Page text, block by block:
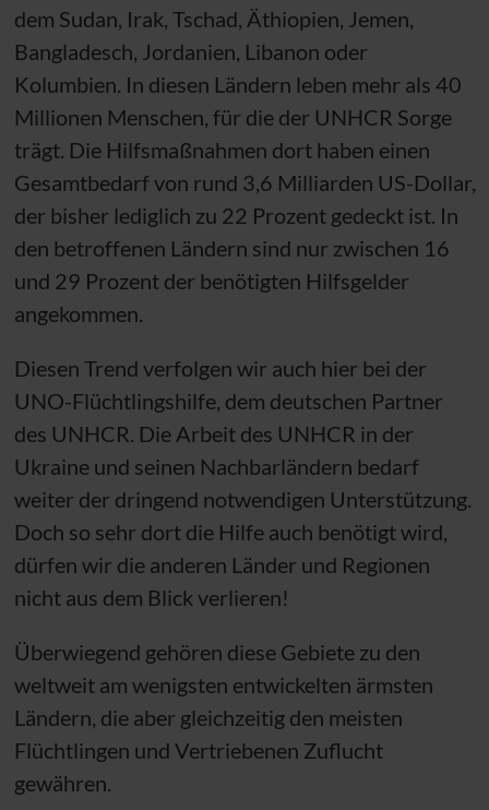
dem Sudan, Irak, Tschad, Äthiopien, Jemen,
Bangladesch, Jordanien, Libanon oder
Kolumbien. In diesen Ländern leben mehr als 40
Millionen Menschen, für die der UNHCR Sorge
trägt. Die Hilfsmaßnahmen dort haben einen
Gesamtbedarf von rund 3,6 Milliarden US-Dollar,
der bisher lediglich zu 22 Prozent gedeckt ist. In
den betroffenen Ländern sind nur zwischen 16
und 29 Prozent der benötigten Hilfsgelder
angekommen.
Diesen Trend verfolgen wir auch hier bei der
UNO-Flüchtlingshilfe, dem deutschen Partner
des UNHCR. Die Arbeit des UNHCR in der
Ukraine und seinen Nachbarländern bedarf
weiter der dringend notwendigen Unterstützung.
Doch so sehr dort die Hilfe auch benötigt wird,
dürfen wir die anderen Länder und Regionen
nicht aus dem Blick verlieren!
Überwiegend gehören diese Gebiete zu den
weltweit am wenigsten entwickelten ärmsten
Ländern, die aber gleichzeitig den meisten
Flüchtlingen und Vertriebenen Zuflucht
gewähren.